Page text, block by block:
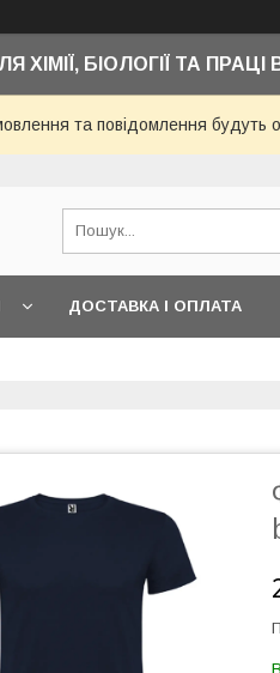
ХІМІЇ, БІОЛОГІЇ ТА
та повідомлення будуть
ДОСТАВКА І ОПЛАТА